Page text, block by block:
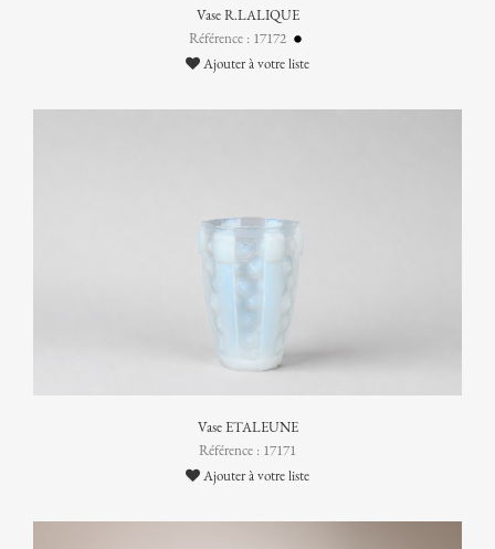
Vase R.LALIQUE
Référence : 17172
Ajouter à votre liste
Vase ETALEUNE
Référence : 17171
Ajouter à votre liste